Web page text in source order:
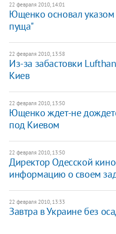
22 февраля 2010, 14:01
Ющенко основал
пуща"
22 февраля 2010, 13:58
Из-за забастовки
Киев
22 февраля 2010, 13:50
Ющенко ждет-не
под Киевом
22 февраля 2010, 13:50
Директор Одесской
информацию о своем
22 февраля 2010, 13:33
Завтра в Украине без